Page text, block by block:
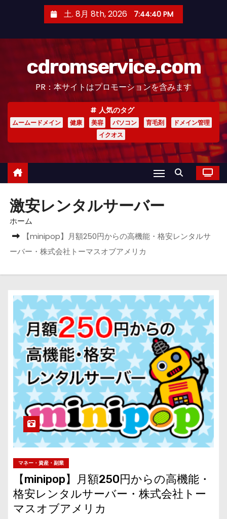
土. 8月 8th, 2026 7:44:41 PM
cdromservice.com
PR：本サイトはプロモーションを含みます
人気のタグ
ムームードメイン 健康 美容 パソコン 育毛剤
ドメイン管理
イクオス
激安レンタルサーバー
ホーム
【minipop】月額250円からの高機能・格安レンタルサ
ーバー・株式会社トーマスオブアメリカ
マネー・資産・副業
【minipop】月額250円からの高機能・
格安レンタルサーバー・株式会社トー
マスオブアメリカ